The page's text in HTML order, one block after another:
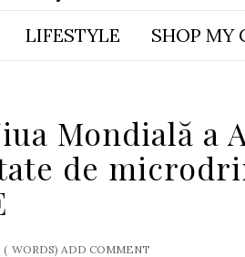
LIFESTYLE SHOP MY
Mondială a
de
( WORDS) ADD COMMENT